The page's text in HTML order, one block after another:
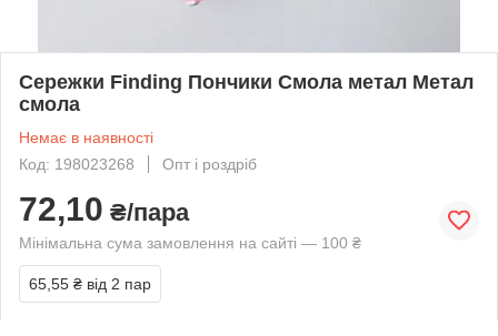
Сережки Finding Пончики Смола метал Метал
смола
Немає в наявності
Код: 198023268
Опт і роздріб
72,10 ₴/пара
Мінімальна сума замовлення на сайті — 100 ₴
65,55 ₴ від 2 пар